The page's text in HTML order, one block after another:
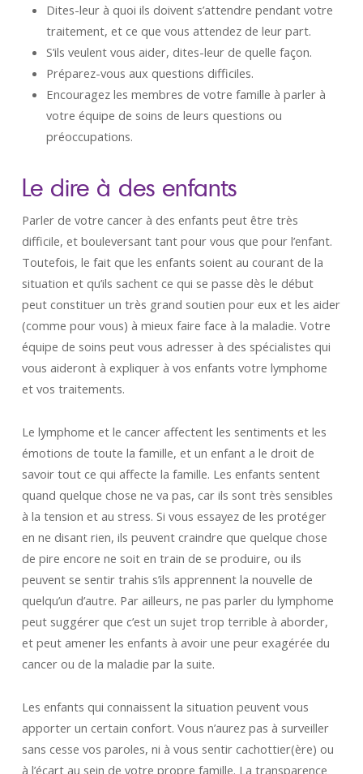
Dites-leur à quoi ils doivent s’attendre pendant votre
traitement, et ce que vous attendez de leur part.
S’ils veulent vous aider, dites-leur de quelle façon.
Préparez-vous aux questions difficiles.
Encouragez les membres de votre famille à parler à
votre équipe de soins de leurs questions ou
préoccupations.
Le dire à des enfants
Parler de votre cancer à des enfants peut être très
difficile, et bouleversant tant pour vous que pour l’enfant.
Toutefois, le fait que les enfants soient au courant de la
situation et qu’ils sachent ce qui se passe dès le début
peut constituer un très grand soutien pour eux et les aider
(comme pour vous) à mieux faire face à la maladie. Votre
équipe de soins peut vous adresser à des spécialistes qui
vous aideront à expliquer à vos enfants votre lymphome
et vos traitements.
Le lymphome et le cancer affectent les sentiments et les
émotions de toute la famille, et un enfant a le droit de
savoir tout ce qui affecte la famille. Les enfants sentent
quand quelque chose ne va pas, car ils sont très sensibles
à la tension et au stress. Si vous essayez de les protéger
en ne disant rien, ils peuvent craindre que quelque chose
de pire encore ne soit en train de se produire, ou ils
peuvent se sentir trahis s’ils apprennent la nouvelle de
quelqu’un d’autre. Par ailleurs, ne pas parler du lymphome
peut suggérer que c’est un sujet trop terrible à aborder,
et peut amener les enfants à avoir une peur exagérée du
cancer ou de la maladie par la suite.
Les enfants qui connaissent la situation peuvent vous
apporter un certain confort. Vous n’aurez pas à surveiller
sans cesse vos paroles, ni à vous sentir cachottier(ère) ou
à l’écart au sein de votre propre famille. La transparence